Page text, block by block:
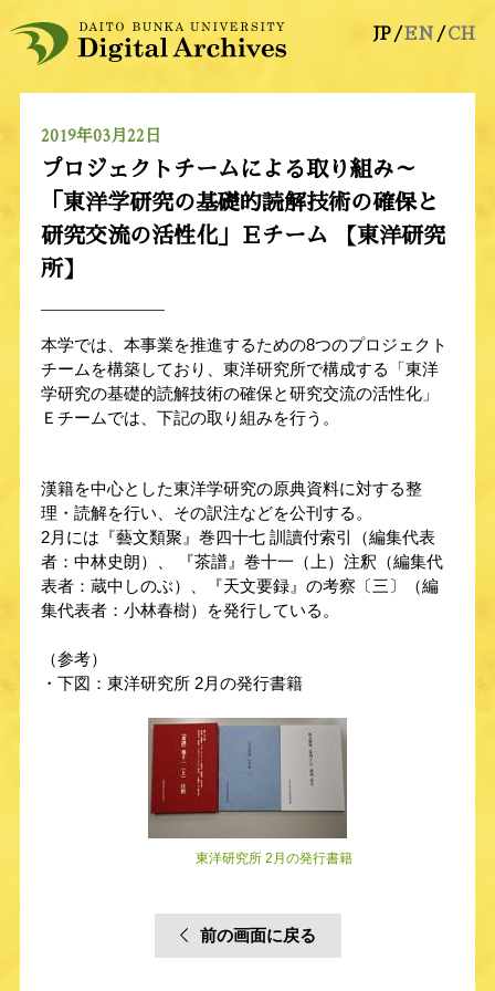
JP EN CH
2019年03月22日
プロジェクトチームによる取り組み～
「東洋学研究の基礎的読解技術の確保と
研究交流の活性化」Ｅチーム 【東洋研究
所】
本学では、本事業を推進するための8つのプロジェクト
チームを構築しており、東洋研究所で構成する「東洋
学研究の基礎的読解技術の確保と研究交流の活性化」
Ｅチームでは、下記の取り組みを行う。
漢籍を中心とした東洋学研究の原典資料に対する整
理・読解を行い、その訳注などを公刊する。
2月には『藝文類聚』巻四十七 訓讀付索引（編集代表
者：中林史朗）、 『茶譜』巻十一（上）注釈（編集代
表者：蔵中しのぶ）、『天文要録』の考察〔三〕（編
集代表者：小林春樹）を発行している。
（参考）
・下図：東洋研究所 2月の発行書籍
東洋研究所 2月の発行書籍
前の画面に戻る